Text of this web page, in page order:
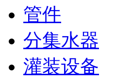
管件
分集水器
灌装设备